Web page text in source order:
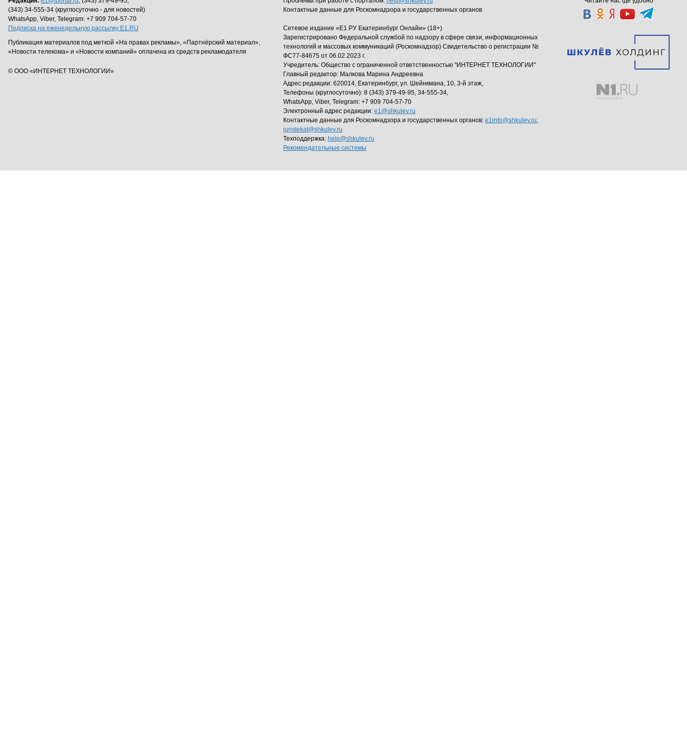
(343) 34-555-34 (круглосуточно - для новостей)
WhatsApp, Viber, Telegram: +7 909 704-57-70
Подписка на еженедельную рассылку E1.RU
Публикация материалов под меткой «На правах рекламы», «Партнёрский материал»,
«Новости телекома» и «Новости компаний» оплачена из средств рекламодателя
© ООО «ИНТЕРНЕТ ТЕХНОЛОГИИ»
Контактные данные для Роскомнадзора и государственных органов
Сетевое издание «Е1.РУ Екатеринбург Онлайн» (18+)
Зарегистрировано Федеральной службой по надзору в сфере связи, информационных
технологий и массовых коммуникаций (Роскомнадзор) Свидетельство о регистрации №
ФС77-84675 от 06.02.2023 г.
Учредитель: Общество с ограниченной ответственностью "ИНТЕРНЕТ ТЕХНОЛОГИИ"
Главный редактор: Малкова Марина Андреевна
Адрес редакции: 620014, Екатеринбург, ул. Шейнкмана, 10, 3-й этаж,
Телефоны (круглосуточно): 8 (343) 379-49-95, 34-555-34,
WhatsApp, Viber, Telegram: +7 909 704-57-70
Электронный адрес редакции: e1@shkulev.ru
Контактные данные для Роскомнадзора и государственных органов: e1info@shkulev.ru,
juristekat@shkulev.ru
Техподдержка: help@shkulev.ru
Рекомендательные системы